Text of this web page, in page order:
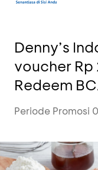
Denny’s
voucher
Redeem
Periode Promosi